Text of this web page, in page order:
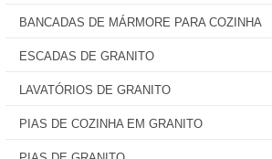
BANCADAS DE MÁRMORE PARA COZINHA
ESCADAS DE GRANITO
LAVATÓRIOS DE GRANITO
PIAS DE COZINHA EM GRANITO